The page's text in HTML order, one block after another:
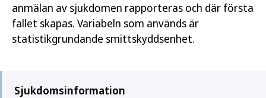
anmälan av sjukdomen rapporteras och där första
fallet skapas. Variabeln som används är
statistikgrundande smittskyddsenhet.
Sjukdomsinformation